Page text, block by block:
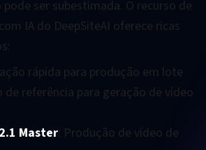
ser subestimada. O recurso de
IA do DeepSiteAI oferece ricas
rápida para produção em lote
de referência para geração de vídeo
Master: Produção de vídeo de